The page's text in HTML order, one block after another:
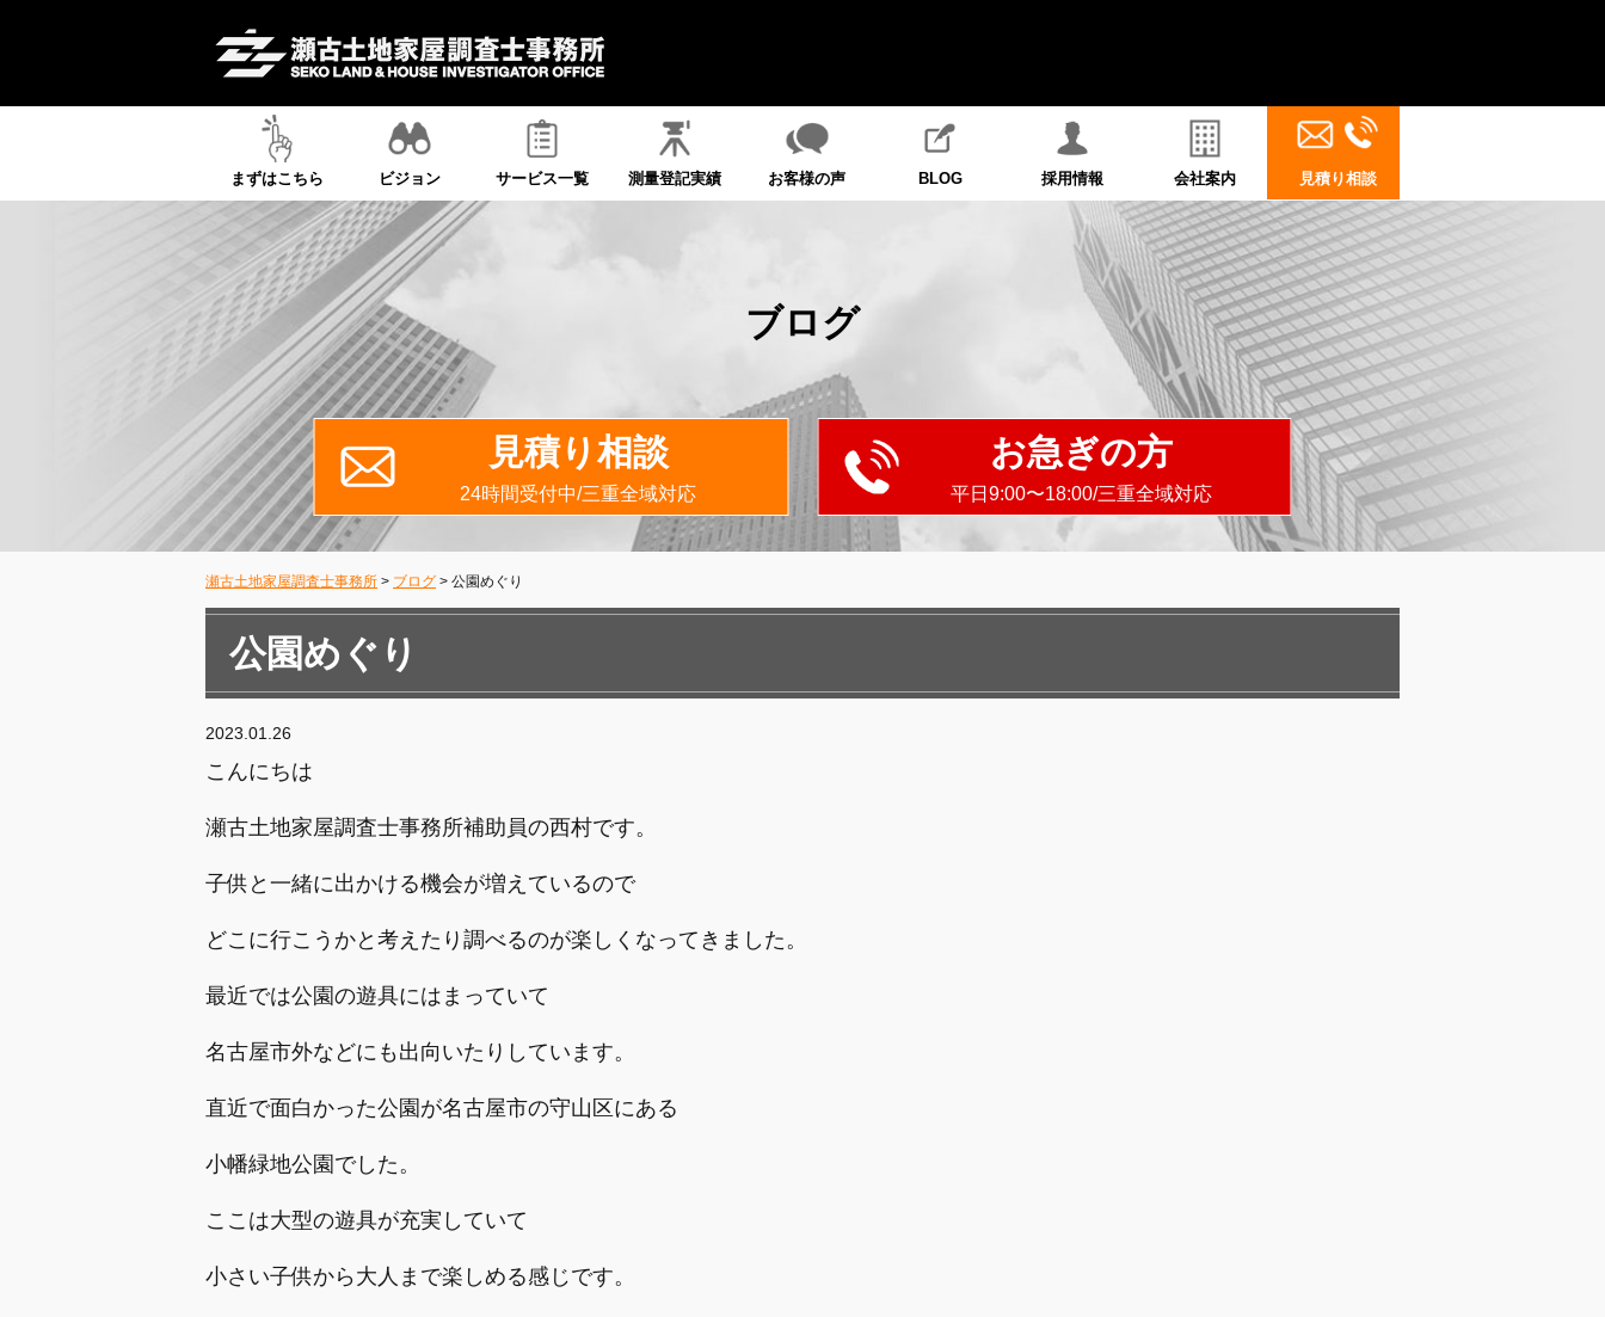
まずはこちら ビジョン サービス一覧 測量登記実績 お客様の声 BLOG 採用情報 会社案内 見積り相談
ブログ
見積り相談
24時間受付中/三重全域対応
お急ぎの方
平日9:00〜18:00/三重全域対応
瀬古土地家屋調査士事務所 > ブログ > 公園めぐり
公園めぐり
2023.01.26
こんにちは
瀬古土地家屋調査士事務所補助員の西村です。
子供と一緒に出かける機会が増えているので
どこに行こうかと考えたり調べるのが楽しくなってきました。
最近では公園の遊具にはまっていて
名古屋市外などにも出向いたりしています。
直近で面白かった公園が名古屋市の守山区にある
小幡緑地公園でした。
ここは大型の遊具が充実していて
小さい子供から大人まで楽しめる感じです。